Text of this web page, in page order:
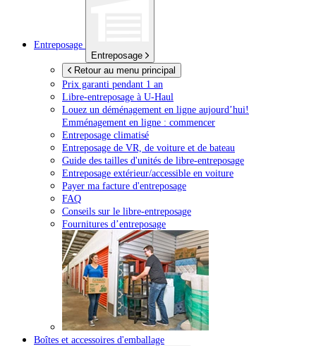
Entreposage
Entreposage
Retour au menu principal
Prix garanti pendant 1 an
Libre-entreposage à U-Haul
Louez un déménagement en ligne aujourd’hui!
Emménagement en ligne : commencer
Entreposage climatisé
Entreposage de VR, de voiture et de bateau
Guide des tailles d'unités de libre-entreposage
Entreposage extérieur/accessible en voiture
Payer ma facture d'entreposage
FAQ
Conseils sur le libre-entreposage
Fournitures d’entreposage
Boîtes et accessoires d'emballage